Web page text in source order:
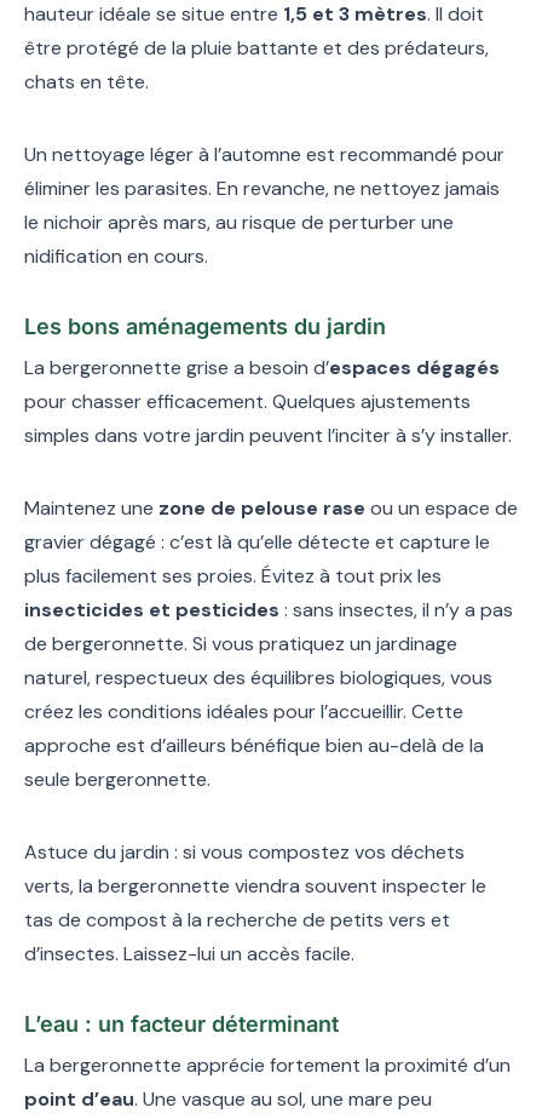
hauteur idéale se situe entre 1,5 et 3 mètres. Il doit
être protégé de la pluie battante et des prédateurs,
chats en tête.
Un nettoyage léger à l’automne est recommandé pour
éliminer les parasites. En revanche, ne nettoyez jamais
le nichoir après mars, au risque de perturber une
nidification en cours.
Les bons aménagements du jardin
La bergeronnette grise a besoin d’espaces dégagés
pour chasser efficacement. Quelques ajustements
simples dans votre jardin peuvent l’inciter à s’y installer.
Maintenez une zone de pelouse rase ou un espace de
gravier dégagé : c’est là qu’elle détecte et capture le
plus facilement ses proies. Évitez à tout prix les
insecticides et pesticides : sans insectes, il n’y a pas
de bergeronnette. Si vous pratiquez un jardinage
naturel, respectueux des équilibres biologiques, vous
créez les conditions idéales pour l’accueillir. Cette
approche est d’ailleurs bénéfique bien au-delà de la
seule bergeronnette.
Astuce du jardin : si vous compostez vos déchets
verts, la bergeronnette viendra souvent inspecter le
tas de compost à la recherche de petits vers et
d’insectes. Laissez-lui un accès facile.
L’eau : un facteur déterminant
La bergeronnette apprécie fortement la proximité d’un
point d’eau. Une vasque au sol, une mare peu